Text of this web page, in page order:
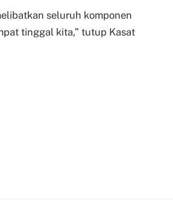
seluruh komponen
tinggal kita,” tutup Kasat